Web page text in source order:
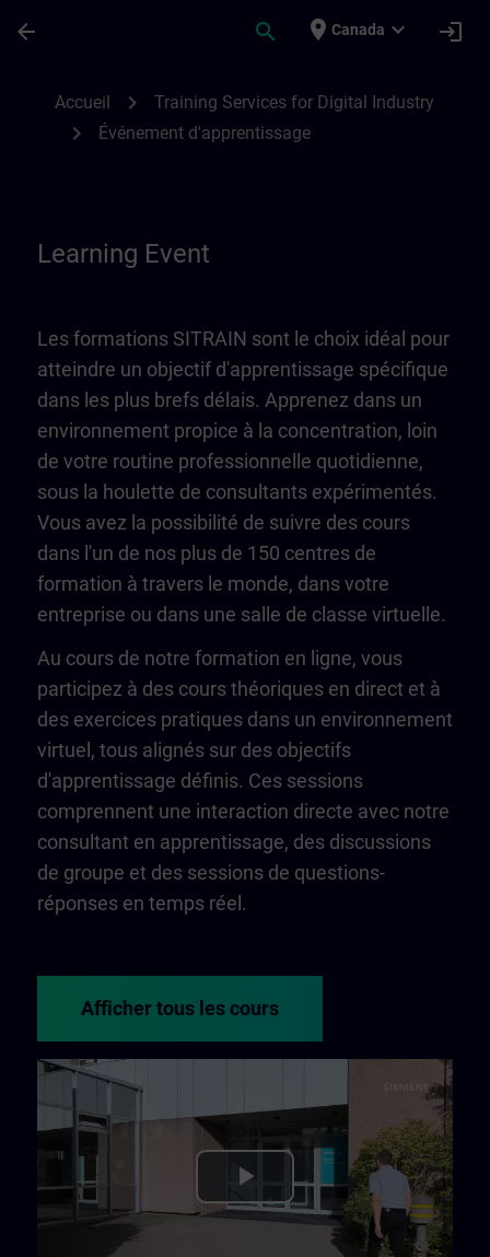
arrow_back search place Canada expand_more login
Accueil chevron_right Training Services for Digital Industry
chevron_right Événement d'apprentissage
Learning Event
Les formations SITRAIN sont le choix idéal pour
atteindre un objectif d'apprentissage spécifique
dans les plus brefs délais. Apprenez dans un
environnement propice à la concentration, loin
de votre routine professionnelle quotidienne,
sous la houlette de consultants expérimentés.
Vous avez la possibilité de suivre des cours
dans l'un de nos plus de 150 centres de
formation à travers le monde, dans votre
entreprise ou dans une salle de classe virtuelle.
Au cours de notre formation en ligne, vous
participez à des cours théoriques en direct et à
des exercices pratiques dans un environnement
virtuel, tous alignés sur des objectifs
d'apprentissage définis. Ces sessions
comprennent une interaction directe avec notre
consultant en apprentissage, des discussions
de groupe et des sessions de questions-
réponses en temps réel.
Afficher tous les cours
Play